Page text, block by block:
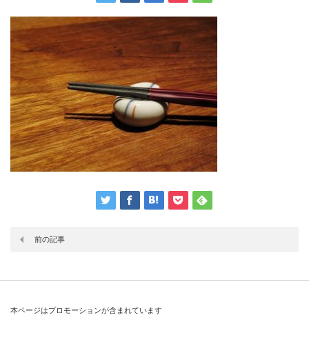
前の記事
本ページはプロモーションが含まれています